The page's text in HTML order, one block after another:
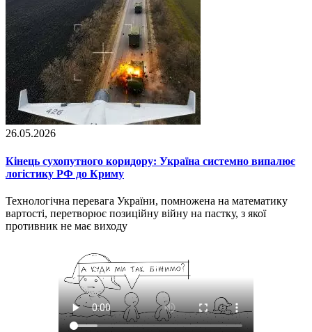
26.05.2026
Кінець сухопутного коридору: Україна системно випалює
логістику РФ до Криму
Технологічна перевага України, помножена на математику
вартості, перетворює позиційну війну на пастку, з якої
противник не має виходу